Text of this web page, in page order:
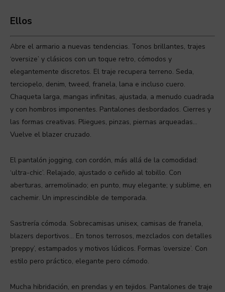
Ellos
Abre el armario a nuevas tendencias. Tonos brillantes, trajes
‘oversize’ y clásicos con un toque retro, cómodos y
elegantemente discretos. El traje recupera terreno. Seda,
terciopelo, denim, tweed, franela, lana e incluso cuero.
Chaqueta larga, mangas infinitas, ajustada, a menudo cuadrada
y con hombros imponentes. Pantalones desbordados. Cierres y
las formas creativas. Pliegues, pinzas, piernas arqueadas…
Vuelve el blazer cruzado.
El pantalón jogging, con cordón, más allá de la comodidad:
‘ultra-chic’. Relajado, ajustado o ceñido al tobillo. Con
aberturas, arremolinado; en punto, muy elegante; y sublime, en
cachemir. Un imprescindible de temporada.
Sastrería cómoda. Sobrecamisas unisex, camisas de franela,
blazers deportivos… En tonos terrosos, mezclados con detalles
‘preppy’, estampados y motivos lúdicos. Formas ‘oversize’. Con
estilo pero práctico, elegante pero cómodo.
Mucha hibridación, en prendas y en tejidos. Pantalones de traje